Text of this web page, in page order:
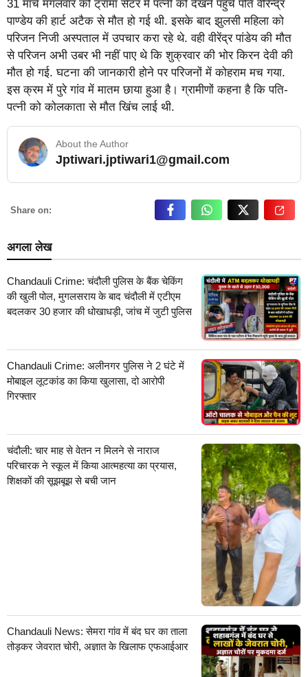
31 मार्च मंगलवार को ट्रामा सेंटर में पत्नी को देखने पहुंचे पति वीरेन्द्र
पाण्डेय की हार्ट अटैक से मौत हो गई थी. इसके बाद झुलसी महिला को
परिजन निजी अस्पताल में उपचार करा रहे थे. वही वीरेंद्र पांडेय की मौत
से परिजन अभी उबर भी नहीं पाए थे कि शुक्रवार की भोर किरन देवी की
मौत हो गई. घटना की जानकारी होने पर परिजनों में कोहराम मच गया.
इस क्रम में पुरे गांव में मातम छाया हुआ है। ग्रामीणों कहना है कि पति-
पत्नी को कोलकाता से मौत खिंच लाई थी.
About the Author
Jptiwari.jptiwari1@gmail.com… Read More
Share on:
अगला लेख
Chandauli Crime: चंदौली पुलिस के बैंक चेकिंग
की खुली पोल, मुगलसराय के बाद चंदौली में एटीएम
बदलकर 30 हजार की धोखाधड़ी, जांच में जुटी पुलिस
Chandauli Crime: अलीनगर पुलिस ने 2 घंटे में
मोबाइल लूटकांड का किया खुलासा, दो आरोपी
गिरफ्तार
चंदौली: चार माह से वेतन न मिलने से नाराज
परिचारक ने स्कूल में किया आत्महत्या का प्रयास,
शिक्षकों की सूझबूझ से बची जान
Chandauli News: सेमरा गांव में बंद घर का ताला
तोड़कर जेवरात चोरी, अज्ञात के खिलाफ एफआईआर